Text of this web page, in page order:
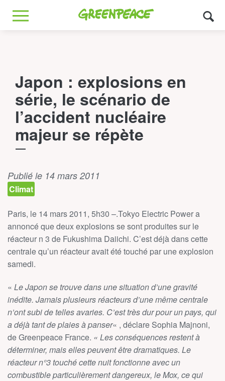
Greenpeace
MENU
Japon : explosions en
série, le scénario de
l’accident nucléaire
majeur se répète
Publié le 14 mars 2011
Climat
Paris, le 14 mars 2011, 5h30 –.Tokyo Electric Power a
annoncé que deux explosions se sont produites sur le
réacteur n 3 de Fukushima Daiichi. C’est déjà dans cette
centrale qu’un réacteur avait été touché par une explosion
samedi.
« Le Japon se trouve dans une situation d’une gravité
inédite. Jamais plusieurs réacteurs d’une même centrale
n’ont subi de telles avaries. C’est très dur pour un pays, qui
a déjà tant de plaies à panser« , déclare Sophia Majnoni,
de Greenpeace France. « Les conséquences restent à
déterminer, mais elles peuvent être dramatiques. Le
réacteur n°3 touché cette nuit fonctionne avec un
combustible particulièrement dangereux, le Mox, ce qui